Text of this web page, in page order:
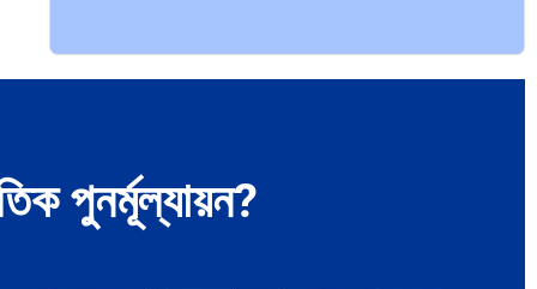
বিশেষ ইন-ডেপ্থ রিপোর্ট: ক্রীড়া উৎসবে…
ভারত মহাসাগরের অশ্রু: শ্রীলঙ্কার ২৬…
পুনর্মূল্যায়ন?